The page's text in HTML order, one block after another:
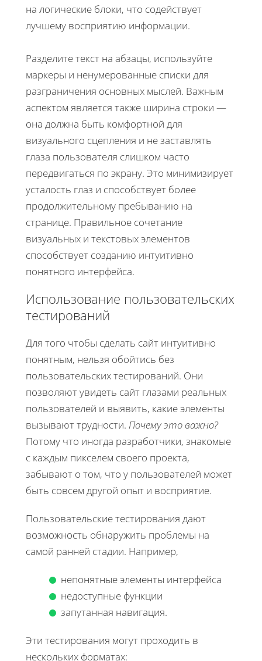
на логические блоки, что содействует
лучшему восприятию информации.
Разделите текст на абзацы, используйте
маркеры и ненумерованные списки для
разграничения основных мыслей. Важным
аспектом является также ширина строки —
она должна быть комфортной для
визуального сцепления и не заставлять
глаза пользователя слишком часто
передвигаться по экрану. Это минимизирует
усталость глаз и способствует более
продолжительному пребыванию на
странице. Правильное сочетание
визуальных и текстовых элементов
способствует созданию интуитивно
понятного интерфейса.
Использование пользовательских
тестирований
Для того чтобы сделать сайт интуитивно
понятным, нельзя обойтись без
пользовательских тестирований. Они
позволяют увидеть сайт глазами реальных
пользователей и выявить, какие элементы
вызывают трудности. Почему это важно?
Потому что иногда разработчики, знакомые
с каждым пикселем своего проекта,
забывают о том, что у пользователей может
быть совсем другой опыт и восприятие.
Пользовательские тестирования дают
возможность обнаружить проблемы на
самой ранней стадии. Например,
непонятные элементы интерфейса
недоступные функции
запутанная навигация.
Эти тестирования могут проходить в
нескольких форматах: